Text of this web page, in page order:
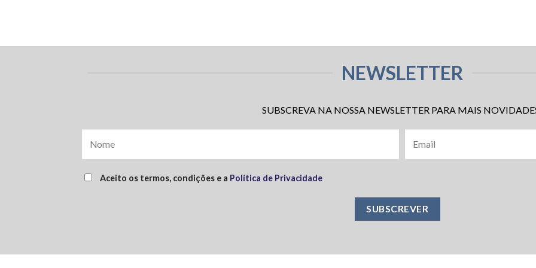
NEWSLETTER
SUBSCREVA NA NOSSA NEWSLETTER PARA MAIS
Aceito os termos, condições e a Política de Privacidade